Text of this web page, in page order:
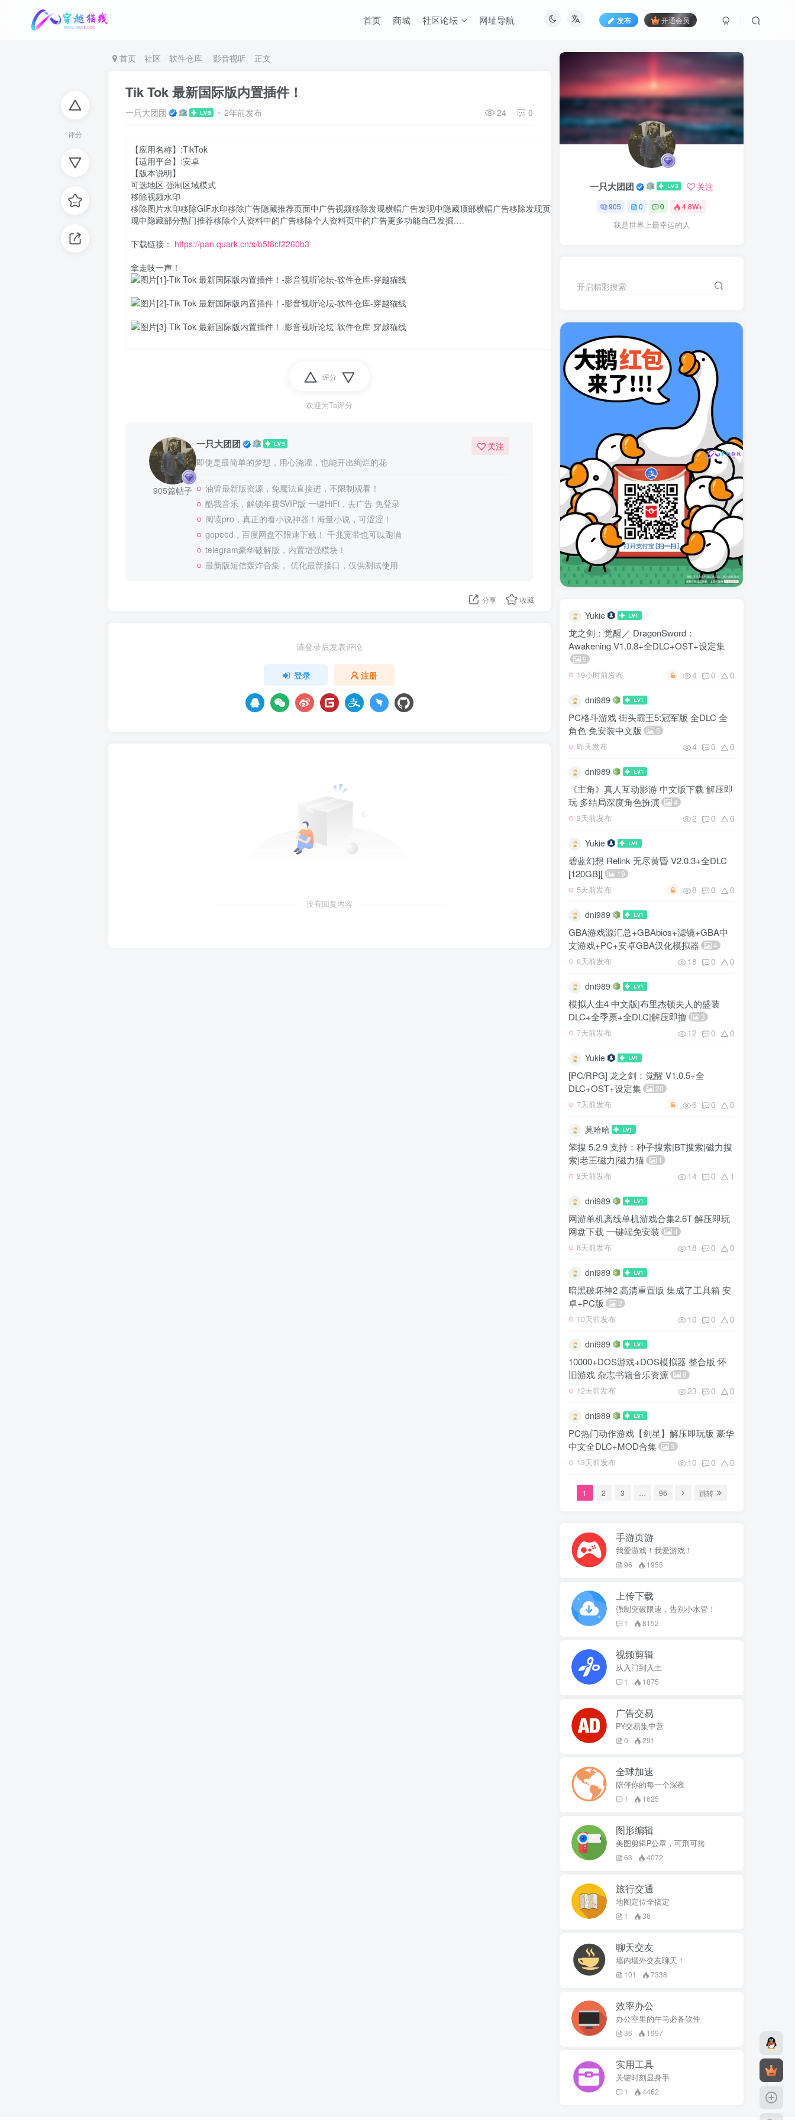
发布 开通会员
首页 商城 社区论坛 网址导航
评分
首页 社区 软件仓库 影音视听 正文
Tik Tok 最新国际版内置插件！
一只大团团 2年前发布 24 0
【应用名称】:TikTok
【适用平台】:安卓
【版本说明】
可选地区 强制区域模式
移除视频水印
移除图片水印移除GIF水印移除广告隐藏推荐页面中广告视频移除发现横幅广告发现中隐藏顶部横幅广告移除发现页面推荐广告发
现中隐藏部分热门推荐移除个人资料中的广告移除个人资料页中的广告更多功能自己发掘.…
下载链接： https://pan.quark.cn/s/b5f8cf2260b3
拿走吱一声！
评分
欢迎为Ta评分
905篇帖子
一只大团团
即使是最简单的梦想，用心浇灌，也能开出绚烂的花
关注
油管最新版资源，免魔法直接进，不限制观看！
酷我音乐，解锁年费SVIP版 一键HiFi，去广告 免登录
阅读pro，真正的看小说神器！海量小说，可涩涩！
gopeed，百度网盘不限速下载！ 千兆宽带也可以跑满
telegram豪华破解版，内置增强模块！
最新版短信轰炸合集， 优化最新接口，仅供测试使用
分享 收藏
请登录后发表评论
登录 注册
没有回复内容
一只大团团 关注
905 0 0 4.8W+
我是世界上最幸运的人
开启精彩搜索
Yukie
龙之剑：觉醒／ DragonSword：
Awakening V1.0.8+全DLC+OST+设定集
9
19小时前发布 4 0 0
dni989
PC格斗游戏 街头霸王5:冠军版 全DLC 全
角色 免安装中文版
5
昨天发布 4 0 0
dni989
《主角》真人互动影游 中文版下载 解压即
玩 多结局深度角色扮演
4
3天前发布 2 0 0
Yukie
碧蓝幻想 Relink 无尽黄昏 V2.0.3+全DLC
[120GB][
19
5天前发布 8 0 0
dni989
GBA游戏源汇总+GBAbios+滤镜+GBA中
文游戏+PC+安卓GBA汉化模拟器
4
6天前发布 18 0 0
dni989
模拟人生4 中文版|布里杰顿夫人的盛装
DLC+全季票+全DLC|解压即撸
3
7天前发布 12 0 0
Yukie
[PC/RPG] 龙之剑：觉醒 V1.0.5+全
DLC+OST+设定集
20
7天前发布 6 0 0
莫哈哈
笨搜 5.2.9 支持：种子搜索|BT搜索|磁力搜
索|老王磁力|磁力猫
1
8天前发布 14 0 1
dni989
网游单机离线单机游戏合集2.6T 解压即玩
网盘下载 一键端免安装
4
8天前发布 18 0 0
dni989
暗黑破坏神2 高清重置版 集成了工具箱 安
卓+PC版
2
10天前发布 10 0 0
dni989
10000+DOS游戏+DOS模拟器 整合版 怀
旧游戏 杂志书籍音乐资源
6
12天前发布 23 0 0
dni989
PC热门动作游戏【剑星】解压即玩版 豪华
中文全DLC+MOD合集
3
13天前发布 10 0 0
1 2 3 … 96 跳转
手游页游
我爱游戏！我爱游戏！
96 1955
上传下载
强制突破限速，告别小水管！
1 8152
视频剪辑
从入门到入土
1 1875
广告交易
PY交易集中营
0 291
全球加速
陪伴你的每一个深夜
1 1625
图形编辑
美图剪辑P公章，可刑可拷
63 4072
旅行交通
地图定位全搞定
1 36
聊天交友
墙内墙外交友聊天！
101 7338
效率办公
办公室里的牛马必备软件
36 1997
实用工具
关键时刻显身手
1 4462